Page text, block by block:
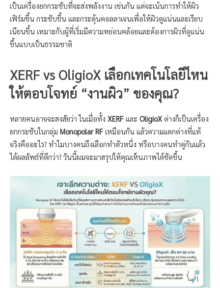
เป็นเครื่องยกกระชับที่จะส่งพลังงาน เช่นกัน เเต่จะเน้นการทำให้ผิว
เฟิร์มขึ้น กระชับขึ้น และกระตุ้นคอลลาเจนเพื่อให้ผิวดูแน่นและเรียบ
เนียนขึ้น เหมาะกับผู้ที่เริ่มมีความหย่อนคล้อยและต้องการผิวที่ดูแน่น
ขึ้นแบบเป็นธรรมชาติ
XERF vs OligioX เลือกเทคโนโลยีไหน
ให้ตอบโจทย์ “งานผิว” ของคุณ?
หลายคนอาจจะสงสัยว่า ในเมื่อทั้ง XERF และ OligioX ต่างก็เป็นเครื่อง
ยกกระชับในกลุ่ม Monopolar RF เหมือนกัน แล้วความแตกต่างที่แท้
จริงคืออะไร? ทำไมบางคนถึงเลือกทำตัวหนึ่ง หรือบางคนทำคู่กันแล้ว
ได้ผลลัพธ์ที่ดีกว่า? วันนี้ผมจะมาสรุปให้คุณเห็นภาพได้ชัดขึ้น